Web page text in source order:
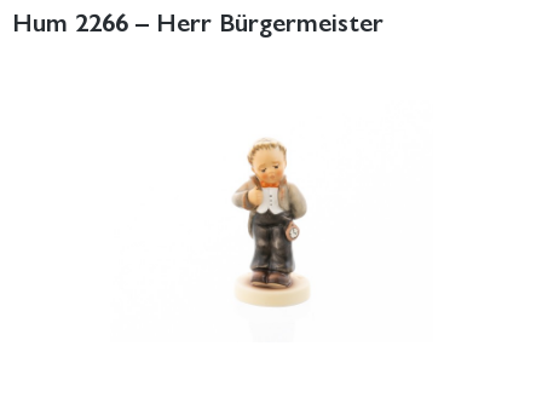
Hum 2266 – Herr Bürgermeister